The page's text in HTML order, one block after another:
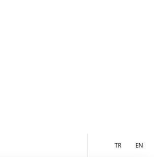
TR EN